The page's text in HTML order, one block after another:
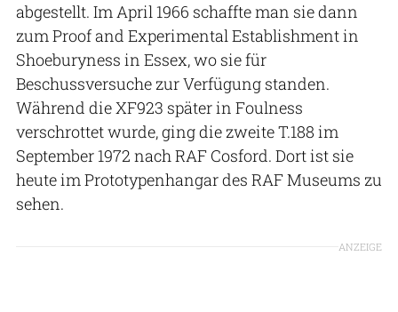
abgestellt. Im April 1966 schaffte man sie dann
zum Proof and Experimental Establishment in
Shoeburyness in Essex, wo sie für
Beschussversuche zur Verfügung standen.
Während die XF923 später in Foulness
verschrottet wurde, ging die zweite T.188 im
September 1972 nach RAF Cosford. Dort ist sie
heute im Prototypenhangar des RAF Museums zu
sehen.
ANZEIGE